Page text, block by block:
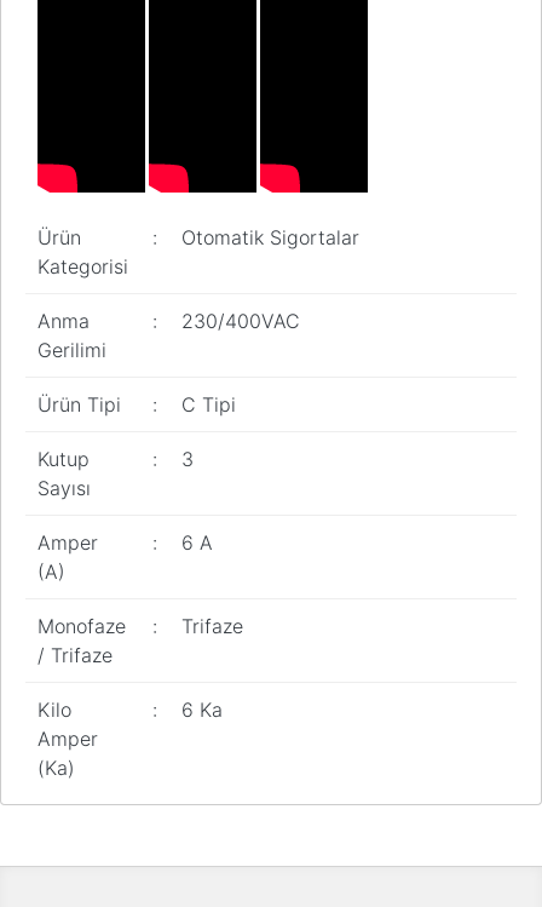
Ürün
Kategorisi
: Otomatik Sigortalar
Anma
Gerilimi
: 230/400VAC
Ürün Tipi : C Tipi
Kutup
Sayısı
: 3
Amper
(A)
: 6 A
Monofaze
/ Trifaze
: Trifaze
Kilo
Amper
(Ka)
: 6 Ka
Bu ürünün fiyat bilgisi, resim, ürün açıklamalarında ve diğer